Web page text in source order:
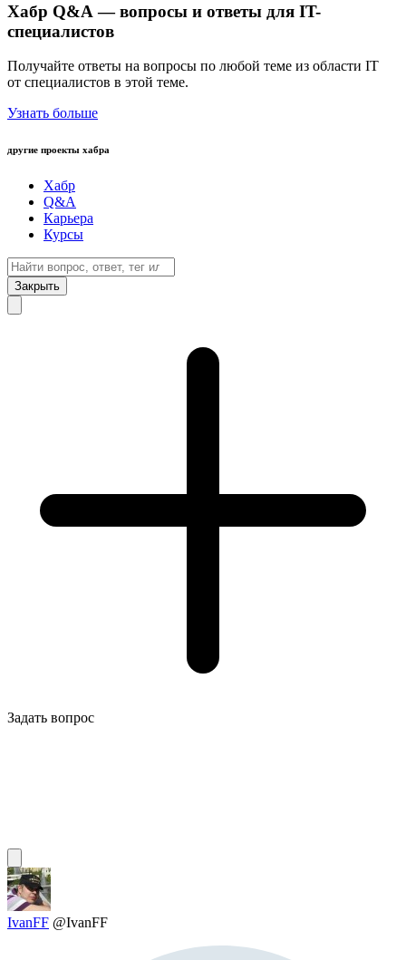
Хабр Q&A — вопросы и ответы для IT-
специалистов
Получайте ответы на вопросы по любой теме из области IT
от специалистов в этой теме.
Узнать больше
другие проекты хабра
Хабр
Q&A
Карьера
Курсы
Закрыть
Задать вопрос
IvanFF @IvanFF